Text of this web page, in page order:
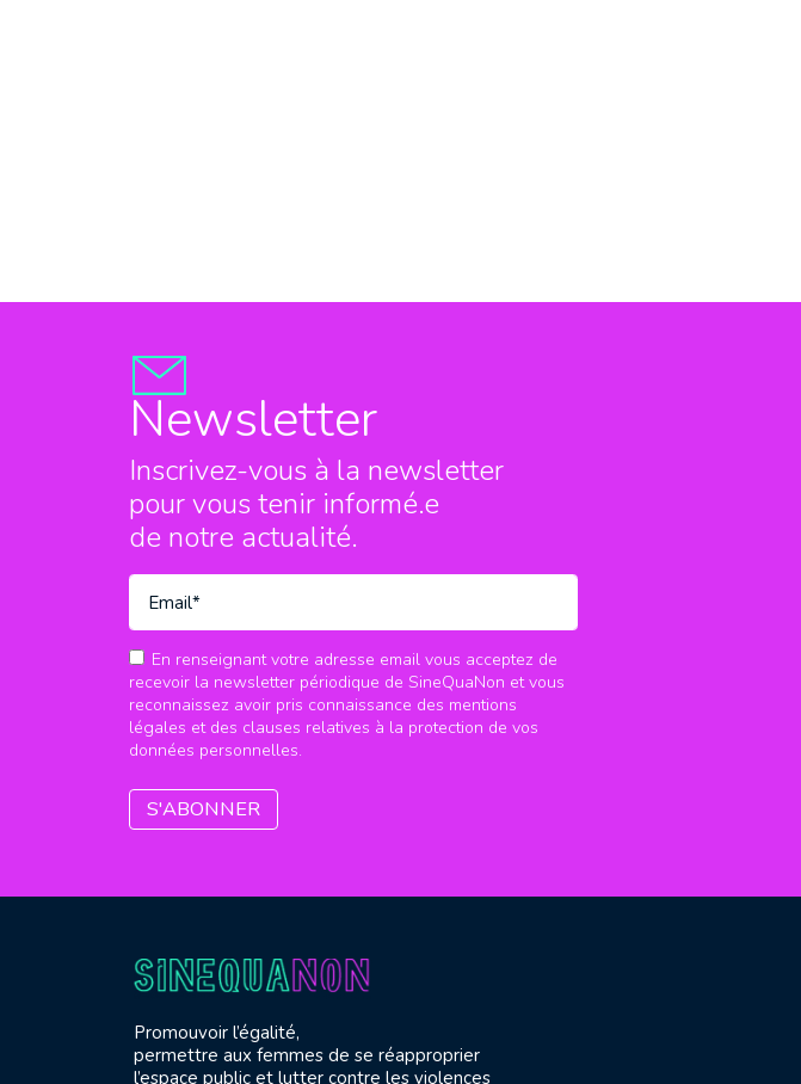
Newsletter
Inscrivez-vous à la newsletter
pour vous tenir informé.e
de notre actualité.
En renseignant votre adresse email vous acceptez de
recevoir la newsletter périodique de SineQuaNon et vous
reconnaissez avoir pris connaissance des mentions
légales et des clauses relatives à la protection de vos
données personnelles.
Promouvoir l’égalité,
permettre aux femmes de se réapproprier
l’espace public et lutter contre les violences